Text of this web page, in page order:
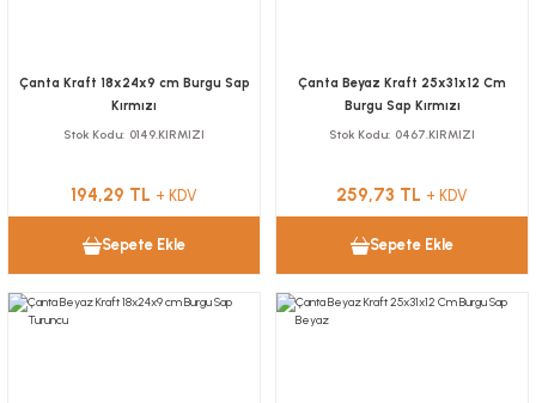
Çanta Kraft 18x24x9 cm Burgu Sap
Kırmızı
Stok Kodu 0149.KIRMIZI
194,29 TL + KDV
Sepete Ekle
Çanta Beyaz Kraft 25x31x12 Cm
Burgu Sap Kırmızı
Stok Kodu 0467.KIRMIZI
259,73 TL + KDV
Sepete Ekle